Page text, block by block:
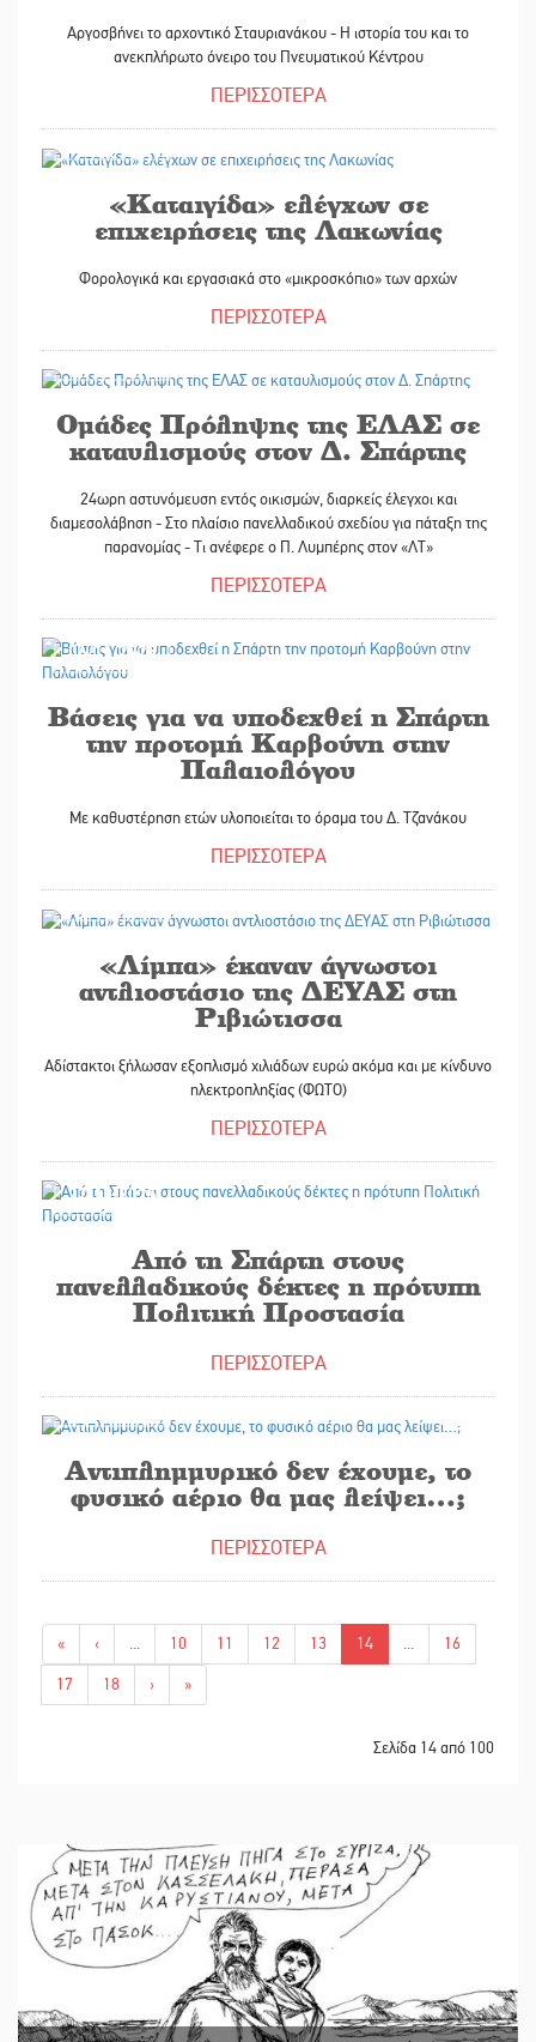
Αργοσβήνει το αρχοντικό Σταυριανάκου - Η ιστορία του και το
ανεκπλήρωτο όνειρο του Πνευματικού Κέντρου
ΠΕΡΙΣΣΟΤΕΡΑ
«Καταιγίδα» ελέγχων σε
επιχειρήσεις της Λακωνίας
Φορολογικά και εργασιακά στο «μικροσκόπιο» των αρχών
ΠΕΡΙΣΣΟΤΕΡΑ
Ομάδες Πρόληψης της ΕΛΑΣ σε
καταυλισμούς στον Δ. Σπάρτης
24ωρη αστυνόμευση εντός οικισμών, διαρκείς έλεγχοι και
διαμεσολάβηση - Στο πλαίσιο πανελλαδικού σχεδίου για πάταξη της
παρανομίας - Τι ανέφερε ο Π. Λυμπέρης στον «ΛΤ»
ΠΕΡΙΣΣΟΤΕΡΑ
06/11/2025
Βάσεις για να υποδεχθεί η Σπάρτη
την προτομή Καρβούνη στην
Παλαιολόγου
Με καθυστέρηση ετών υλοποιείται το όραμα του Δ. Τζανάκου
ΠΕΡΙΣΣΟΤΕΡΑ
«Λίμπα» έκαναν άγνωστοι
αντλιοστάσιο της ΔΕΥΑΣ στη
Ριβιώτισσα
Αδίστακτοι ξήλωσαν εξοπλισμό χιλιάδων ευρώ ακόμα και με κίνδυνο
ηλεκτροπληξίας (ΦΩΤΟ)
ΠΕΡΙΣΣΟΤΕΡΑ
27/10/2025
Από τη Σπάρτη στους
πανελλαδικούς δέκτες η πρότυπη
Πολιτική Προστασία
ΠΕΡΙΣΣΟΤΕΡΑ
Αντιπλημμυρικό δεν έχουμε, το
φυσικό αέριο θα μας λείψει…;
ΠΕΡΙΣΣΟΤΕΡΑ
« ‹ ... 10 11 12 13 14 ...
16
17
18 › »
Σελίδα 14 από 100